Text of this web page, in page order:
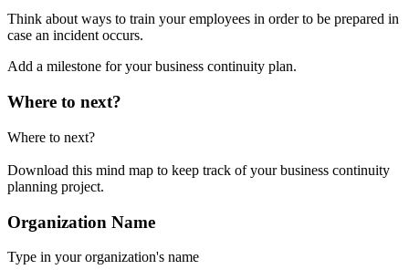
Think about ways to train your employees in order to be prepared in
case an incident occurs.
Add a milestone for your business continuity plan.
Where to next?
Where to next?
Download this mind map to keep track of your business continuity
planning project.
Organization Name
Type in your organization's name